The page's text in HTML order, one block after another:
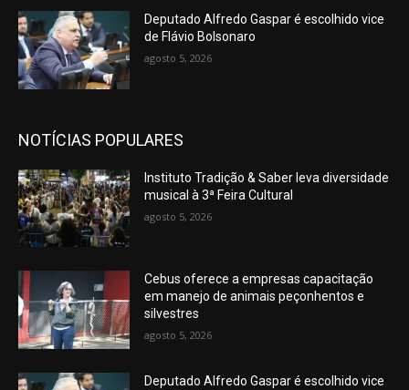
Deputado Alfredo Gaspar é escolhido vice
de Flávio Bolsonaro
agosto 5, 2026
NOTÍCIAS POPULARES
Instituto Tradição & Saber leva diversidade
musical à 3ª Feira Cultural
agosto 5, 2026
Cebus oferece a empresas capacitação
em manejo de animais peçonhentos e
silvestres
agosto 5, 2026
Deputado Alfredo Gaspar é escolhido vice